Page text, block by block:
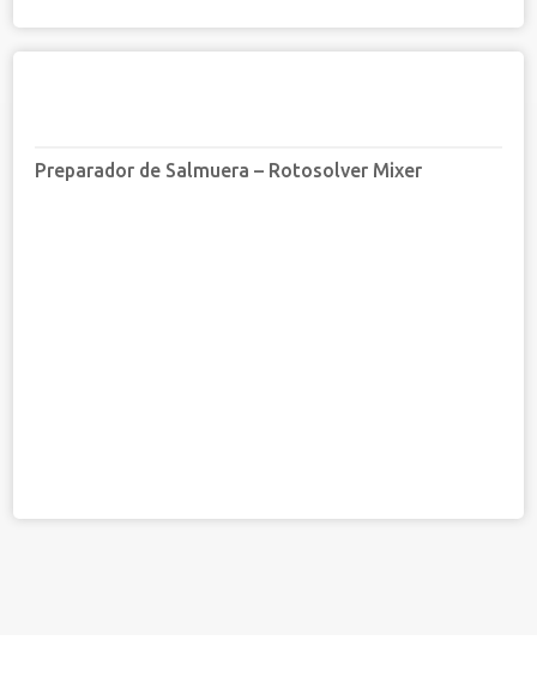
Preparador de Salmuera – Rotosolver Mixer